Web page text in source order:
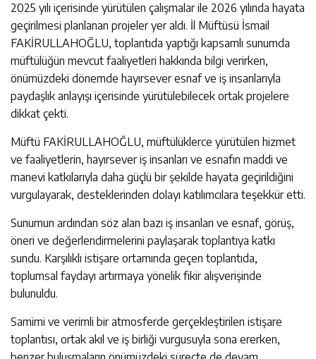
2025 yılı içerisinde yürütülen çalışmalar ile 2026 yılında hayata
geçirilmesi planlanan projeler yer aldı. İl Müftüsü İsmail
FAKİRULLAHOĞLU, toplantıda yaptığı kapsamlı sunumda
müftülüğün mevcut faaliyetleri hakkında bilgi verirken,
önümüzdeki dönemde hayırsever esnaf ve iş insanlarıyla
paydaşlık anlayışı içerisinde yürütülebilecek ortak projelere
dikkat çekti.
Müftü FAKİRULLAHOĞLU, müftülüklerce yürütülen hizmet
ve faaliyetlerin, hayırsever iş insanları ve esnafın maddi ve
manevi katkılarıyla daha güçlü bir şekilde hayata geçirildiğini
vurgulayarak, desteklerinden dolayı katılımcılara teşekkür etti.
Sunumun ardından söz alan bazı iş insanları ve esnaf, görüş,
öneri ve değerlendirmelerini paylaşarak toplantıya katkı
sundu. Karşılıklı istişare ortamında geçen toplantıda,
toplumsal faydayı artırmaya yönelik fikir alışverişinde
bulunuldu.
Samimi ve verimli bir atmosferde gerçekleştirilen istişare
toplantısı, ortak akıl ve iş birliği vurgusuyla sona ererken,